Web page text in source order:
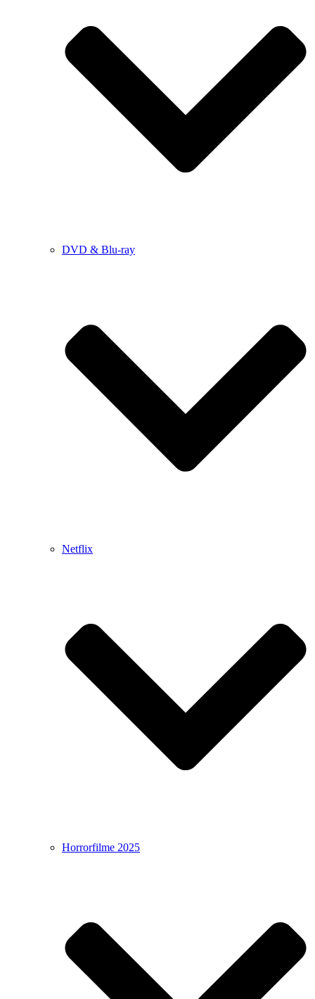
DVD & Blu-ray
Netflix
Horrorfilme 2025